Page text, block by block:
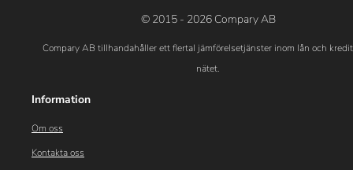
© 2015 - 2026 Compary AB
Compary AB tillhandahåller ett flertal jämförelsetjänster inom lån och
nätet.
Information
Om oss
Kontakta oss